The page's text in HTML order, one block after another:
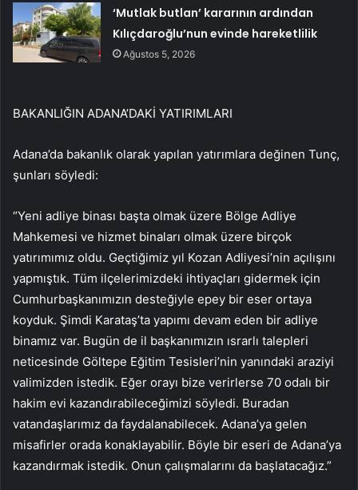
‘Mutlak butlan’ kararının ardından
Kılıçdaroğlu’nun evinde hareketlilik
Ağustos 5, 2026
BAKANLIĞIN ADANA’DAKİ YATIRIMLARI
Adana’da bakanlık olarak yapılan yatırımlara değinen Tunç,
şunları söyledi:
“Yeni adliye binası başta olmak üzere Bölge Adliye
Mahkemesi ve hizmet binaları olmak üzere birçok
yatırımımız oldu. Geçtiğimiz yıl Kozan Adliyesi’nin açılışını
yapmıştık. Tüm ilçelerimizdeki ihtiyaçları gidermek için
Cumhurbaşkanımızın desteğiyle epey bir eser ortaya
koyduk. Şimdi Karataş’ta yapımı devam eden bir adliye
binamız var. Bugün de il başkanımızın ısrarlı talepleri
neticesinde Göltepe Eğitim Tesisleri’nin yanındaki araziyi
valimizden istedik. Eğer orayı bize verirlerse 70 odalı bir
hakim evi kazandırabileceğimizi söyledi. Buradan
vatandaşlarımız da faydalanabilecek. Adana’ya gelen
misafirler orada konaklayabilir. Böyle bir eseri de Adana’ya
kazandırmak istedik. Onun çalışmalarını da başlatacağız.”